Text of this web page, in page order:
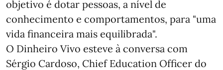
objetivo é dotar pessoas, a nível de
conhecimento e comportamentos, para "uma
vida financeira mais equilibrada".
O Dinheiro Vivo esteve à conversa com
Sérgio Cardoso, Chief Education Officer do